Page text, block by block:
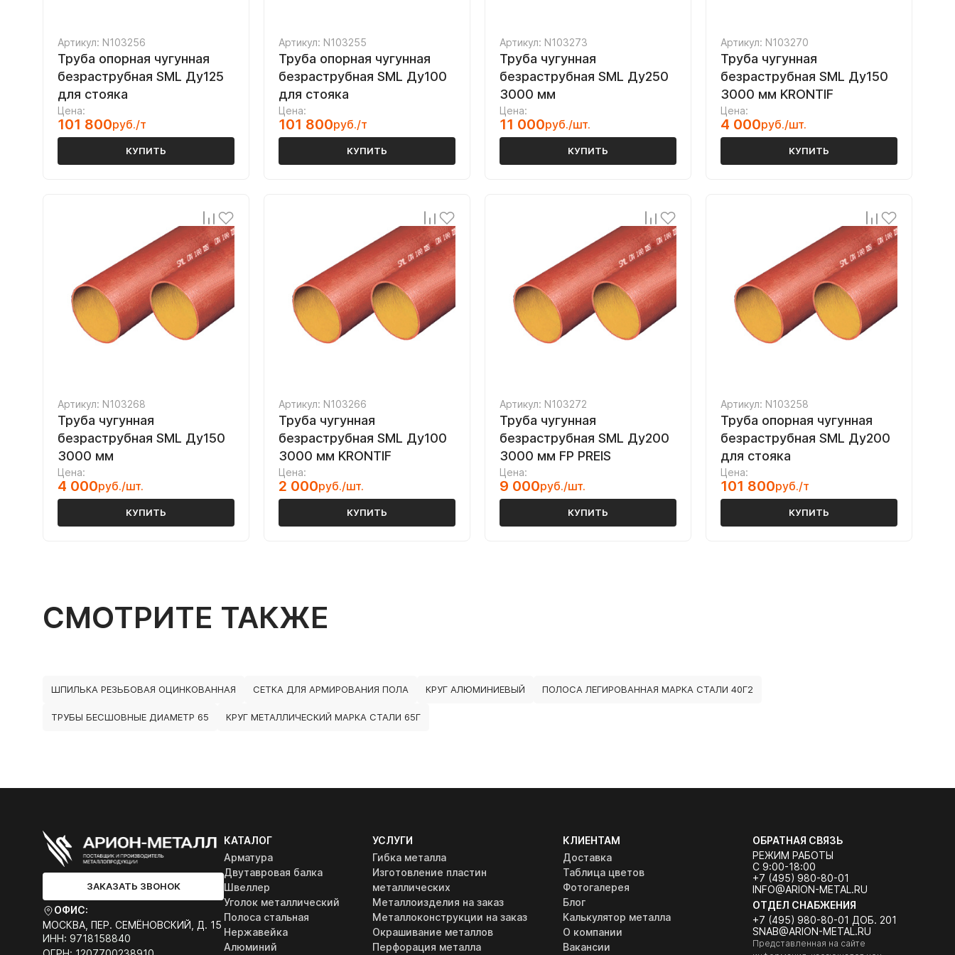
Артикул: N103256
Труба опорная чугунная
безраструбная SML Ду125
для стояка
Цена:
101 800руб./т
КУПИТЬ
Артикул: N103255
Труба опорная чугунная
безраструбная SML Ду100
для стояка
Цена:
101 800руб./т
КУПИТЬ
Артикул: N103273
Труба чугунная
безраструбная SML Ду250
3000 мм
Цена:
11 000руб./шт.
КУПИТЬ
Артикул: N103270
Труба чугунная
безраструбная SML Ду150
3000 мм KRONTIF
Цена:
4 000руб./шт.
КУПИТЬ
Артикул: N103268
Труба чугунная
безраструбная SML Ду150
3000 мм
Цена:
4 000руб./шт.
КУПИТЬ
Артикул: N103266
Труба чугунная
безраструбная SML Ду100
3000 мм KRONTIF
Цена:
2 000руб./шт.
КУПИТЬ
Артикул: N103272
Труба чугунная
безраструбная SML Ду200
3000 мм FP PREIS
Цена:
9 000руб./шт.
КУПИТЬ
Артикул: N103258
Труба опорная чугунная
безраструбная SML Ду200
для стояка
Цена:
101 800руб./т
КУПИТЬ
СМОТРИТЕ ТАКЖЕ
ШПИЛЬКА РЕЗЬБОВАЯ ОЦИНКОВАННАЯ СЕТКА ДЛЯ АРМИРОВАНИЯ ПОЛА КРУГ АЛЮМИНИЕВЫЙ ПОЛОСА ЛЕГИРОВАННАЯ МАРКА СТАЛИ 40Г2
ТРУБЫ БЕСШОВНЫЕ ДИАМЕТР 65 КРУГ МЕТАЛЛИЧЕСКИЙ МАРКА СТАЛИ 65Г
ЗАКАЗАТЬ ЗВОНОК
ОФИС:
МОСКВА, ПЕР. СЕМЁНОВСКИЙ, Д. 15
ИНН: 9718158840
КАТАЛОГ
Арматура
Двутавровая балка
Швеллер
Уголок металлический
Полоса стальная
Нержавейка
Алюминий
УСЛУГИ
Гибка металла
Изготовление пластин
металлических
Металлоизделия на заказ
Металлоконструкции на заказ
Окрашивание металлов
Перфорация металла
КЛИЕНТАМ
Доставка
Таблица цветов
Фотогалерея
Блог
Калькулятор металла
О компании
Вакансии
ОБРАТНАЯ СВЯЗЬ
РЕЖИМ РАБОТЫ
С 9:00-18:00
+7 (495) 980-80-01
INFO@ARION-METAL.RU
ОТДЕЛ СНАБЖЕНИЯ
+7 (495) 980-80-01 ДОБ. 201
SNAB@ARION-METAL.RU
Представленная на сайте